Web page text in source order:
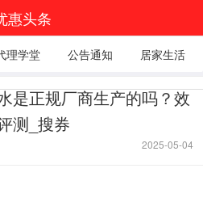
惠头条
理学堂 公告通知 居家生活
是正规厂商生产的吗？效
测_搜券
2025-05-04